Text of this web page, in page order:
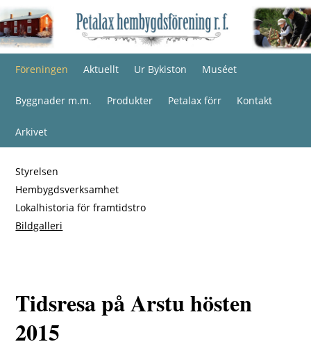
Föreningen Aktuellt Ur Bykiston Muséet
Byggnader m.m. Produkter Petalax förr Kontakt
Arkivet
Styrelsen
Hembygdsverksamhet
Lokalhistoria för framtidstro
Bildgalleri
Tidsresa på Arstu hösten
2015